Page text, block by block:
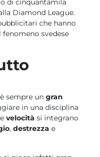
di cinquantamila
Diamond League.
che hanno
svedese
sempre ungran
in una disciplina
evelocità si integrano
,destrezza e